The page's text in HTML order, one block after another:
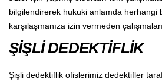
bilgilendirerek hukuki anlamda herhangi
karşılaşmanıza izin vermeden
ŞİŞLİ DEDEKTİFLİK
Şişli dedektiflik ofislerimiz dedektifler